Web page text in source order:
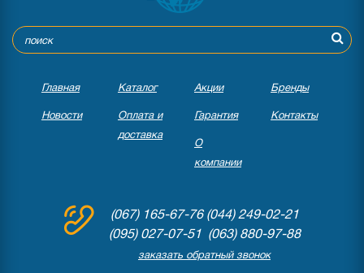
Главная Каталог Акции Бренды
Новости
Оплата и
доставка
Гарантия Контакты
О
компании
(067) 165-67-76(044) 249-02-21
(095) 027-07-51 (063) 880-97-88
заказать обратный звонок